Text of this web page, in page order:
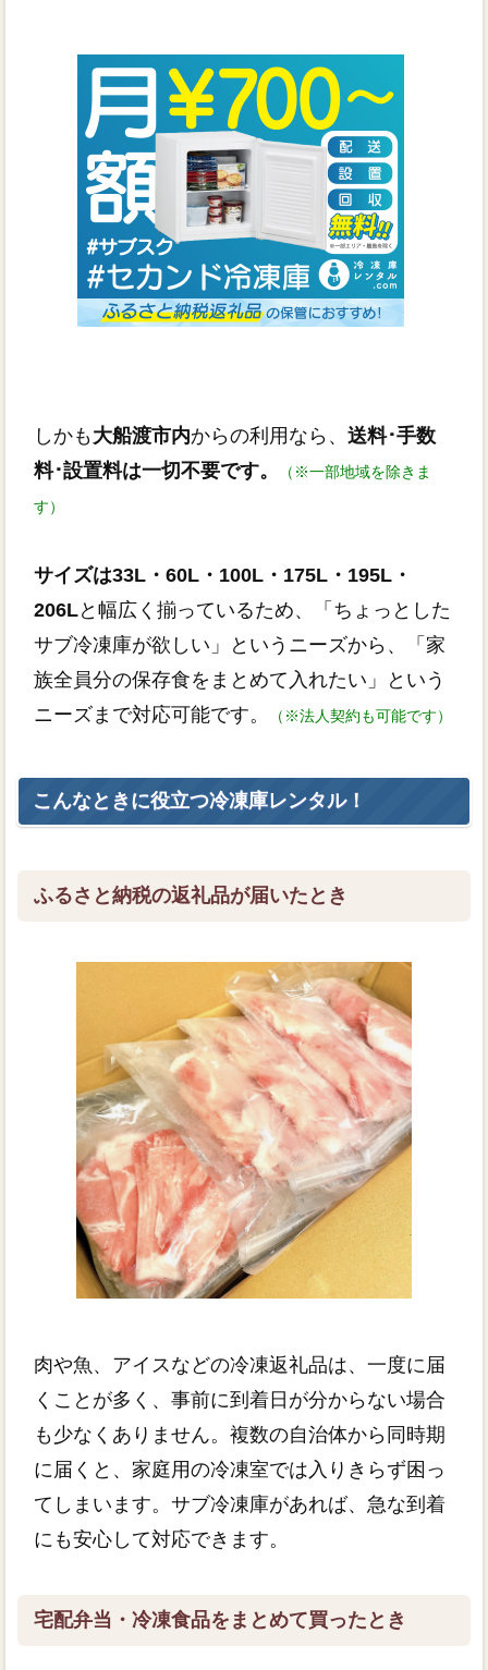
しかも 大船渡市内からの利用なら、 送料･手数
料･設置料は一切不要です。
（※一部地域を除きま
す）
サイズは33L・60L・100L・175L・195L・
206Lと幅広く揃っているため、「ちょっとした
サブ冷凍庫が欲しい」というニーズから、「家
族全員分の保存食をまとめて入れたい」という
ニーズまで対応可能です。
（※法人契約も可能です）
こんなときに役立つ冷凍庫レンタル！
ふるさと納税の返礼品が届いたとき
肉や魚、アイスなどの冷凍返礼品は、一度に届
くことが多く、事前に到着日が分からない場合
も少なくありません。複数の自治体から同時期
に届くと、家庭用の冷凍室では入りきらず困っ
てしまいます。サブ冷凍庫があれば、急な到着
にも安心して対応できます。
宅配弁当・冷凍食品をまとめて買ったとき